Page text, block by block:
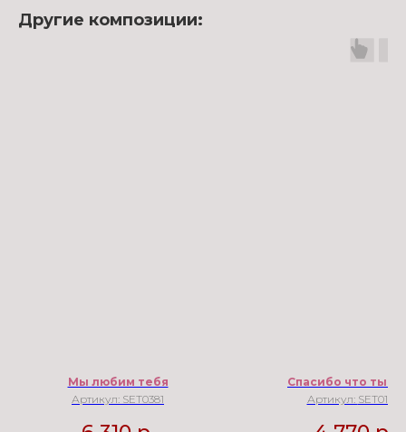
Другие композиции:
Мы любим тебя
Артикул: SET0381
Спасибо что ты
Артикул: SET0169